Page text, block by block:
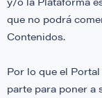
que no podrá
Contenidos.
Por lo que el
parte para poner a